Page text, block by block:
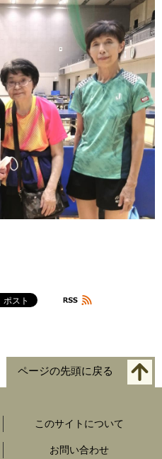
ページの先頭に戻る
このサイトについて
お問い合わせ